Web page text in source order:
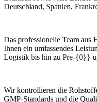
Deutschland, Spanien,
Das professionelle Team aus
Ihnen ein umfassendes
Logistik bis hin zu Pre-{0}}
Wir kontrollieren die
GMP-Standards und die